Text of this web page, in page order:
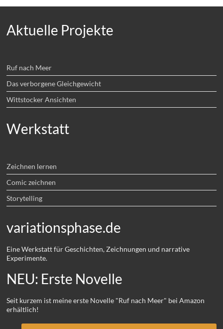
Aktuelle Projekte
Ruf nach Meer
Das verborgene Gleichgewicht
Wittstocker Ansichten
Werkstatt
Zeichnen lernen
Comic zeichnen
Storytelling
variationsphase.de
Eine Werkstatt für Geschichten, Zeichnungen und narrative
Experimente.
NEU: Erste Novelle
Seit kurzem ist meine erste Novelle "Ruf nach Meer" bei Amazon
erhältlich!